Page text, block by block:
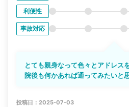
利便性
事故対応
とても親身なって色々とアドレス
院後も何かあれば通ってみたいと
投稿日：2025-07-03